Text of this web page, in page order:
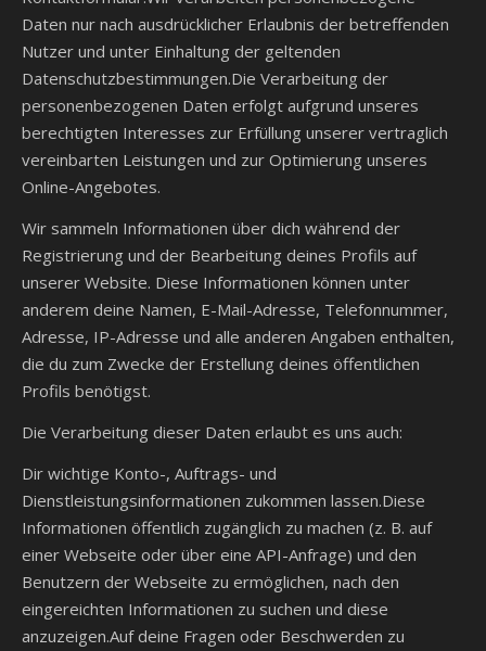
Daten nur nach ausdrücklicher Erlaubnis der betreffenden
Nutzer und unter Einhaltung der geltenden
Datenschutzbestimmungen.Die Verarbeitung der
personenbezogenen Daten erfolgt aufgrund unseres
berechtigten Interesses zur Erfüllung unserer vertraglich
vereinbarten Leistungen und zur Optimierung unseres
Online-Angebotes.
Wir sammeln Informationen über dich während der
Registrierung und der Bearbeitung deines Profils auf
unserer Website. Diese Informationen können unter
anderem deine Namen, E-Mail-Adresse, Telefonnummer,
Adresse, IP-Adresse und alle anderen Angaben enthalten,
die du zum Zwecke der Erstellung deines öffentlichen
Profils benötigst.
Die Verarbeitung dieser Daten erlaubt es uns auch:
Dir wichtige Konto-, Auftrags- und
Dienstleistungsinformationen zukommen lassen.Diese
Informationen öffentlich zugänglich zu machen (z. B. auf
einer Webseite oder über eine API-Anfrage) und den
Benutzern der Webseite zu ermöglichen, nach den
eingereichten Informationen zu suchen und diese
anzuzeigen.Auf deine Fragen oder Beschwerden zu